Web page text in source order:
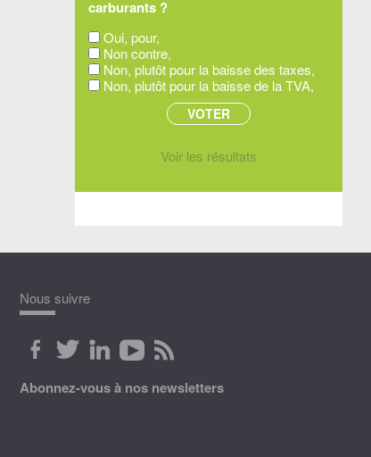
carburants ?
Oui, pour,
Non contre,
Non, plutôt pour la baisse des taxes,
Non, plutôt pour la baisse de la TVA,
Voir les résultats
Nous suivre
Abonnez-vous à nos newsletters